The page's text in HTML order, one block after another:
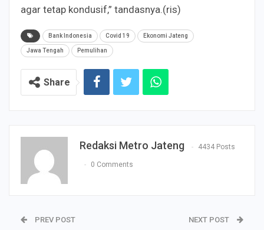
agar tetap kondusif,” tandasnya.(ris)
Bank Indonesia Covid 19 Ekonomi Jateng
Jawa Tengah Pemulihan
Share
Redaksi Metro Jateng 4434 Posts
0 Comments
PREV POST NEXT POST